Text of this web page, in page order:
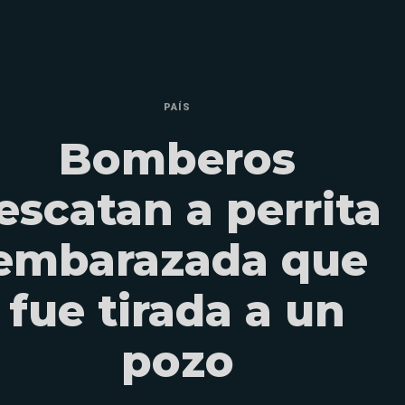
PAÍS
Bomberos
a perrita
que
fue tirada a un
pozo